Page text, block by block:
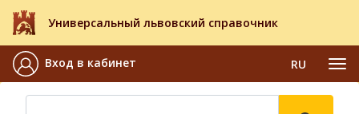
Универсальный львовский справочник
Вход в кабинет RU